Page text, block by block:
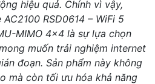
hiệu quả. Chính vì vậy,
RSD0614 – WiFi 5
MIMO 4×4 là sự lựa chọn
muốn trải nghiệm internet
đoạn. Sản phẩm này không
mà còn tối ưu hóa khả năng